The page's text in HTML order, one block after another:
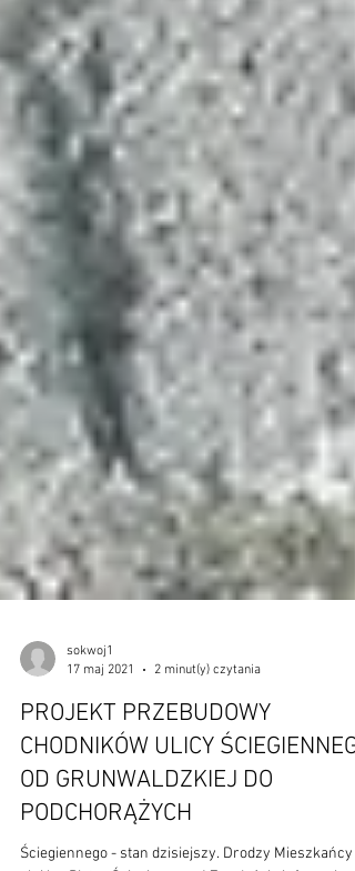
sokwoj1
17 maj 2021
2 minut(y) czytania
PROJEKT PRZEBUDOWY
CHODNIKÓW ULICY
OD GRUNWALDZKIEJ DO